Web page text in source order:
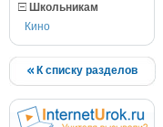
Школьникам
Кино
К списку разделов